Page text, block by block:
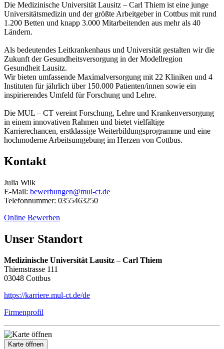
Die Medizinische Universität Lausitz – Carl Thiem ist eine junge
Universitätsmedizin und der größte Arbeitgeber in Cottbus mit rund
1.200 Betten und knapp 3.000 Mitarbeitenden aus mehr als 40
Ländern.
Als bedeutendes Leitkrankenhaus und Universität gestalten wir die
Zukunft der Gesundheitsversorgung in der Modellregion
Gesundheit Lausitz.
Wir bieten umfassende Maximalversorgung mit 22 Kliniken und 4
Instituten für jährlich über 150.000 Patienten/innen sowie ein
inspirierendes Umfeld für Forschung und Lehre.
Die MUL – CT vereint Forschung, Lehre und Krankenversorgung
in einem innovativen Rahmen und bietet vielfältige
Karrierechancen, erstklassige Weiterbildungsprogramme und eine
hochmoderne Arbeitsumgebung im Herzen von Cottbus.
Kontakt
Julia Wilk
E-Mail: bewerbungen@mul-ct.de
Telefonnummer: 0355463250
Online Bewerben
Unser Standort
Medizinische Universität Lausitz – Carl Thiem
Thiemstrasse 111
03048 Cottbus
https://karriere.mul-ct.de/de
Firmenprofil
Karte öffnen